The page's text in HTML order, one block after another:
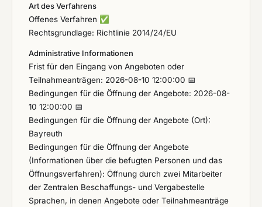
Art des Verfahrens
Offenes Verfahren ✅
Rechtsgrundlage: Richtlinie 2014/24/EU
Administrative Informationen
Frist für den Eingang von Angeboten oder
Teilnahmeanträgen: 2026-08-10 12:00:00 📅
Bedingungen für die Öffnung der Angebote: 2026-08-
10 12:00:00 📅
Bedingungen für die Öffnung der Angebote (Ort):
Bayreuth
Bedingungen für die Öffnung der Angebote
(Informationen über die befugten Personen und das
Öffnungsverfahren): Öffnung durch zwei Mitarbeiter
der Zentralen Beschaffungs- und Vergabestelle
Sprachen, in denen Angebote oder Teilnahmeanträge